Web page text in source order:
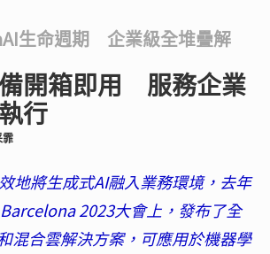
生命週期 企業級全堆疊解
開箱即用 服務企業
行
霏
地將生成式AI融入業務環境，去年
2023大會上，發布了全
混合雲解決方案，可應用於機器學